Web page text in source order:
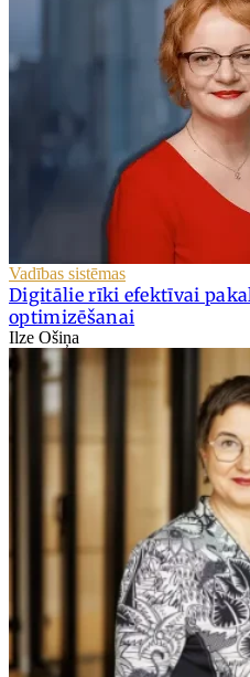
Vadības sistēmas
Digitālie rīki efektīvai
optimizēšanai
Ilze Ošiņa